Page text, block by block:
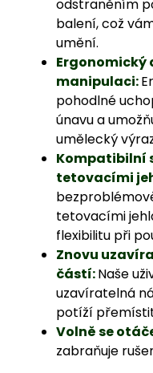
odstraněním
balení, což
umění.
Ergonomický
manipulaci:
pohodlné
únavu a
umělecký
Kompatibilní
tetovacími
tetovacími
flexibilitu při
Znovu
částí:Naše
uzavíratelná
potíží
Volně se
zabraňuje